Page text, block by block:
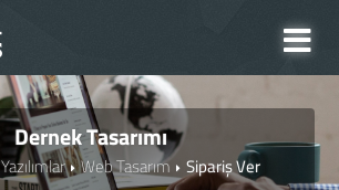
Dernek Tasarımı
Yazılımlar Web Tasarım Sipariş Ver